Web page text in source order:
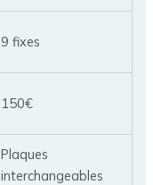
9 fixes
150€
Plaques
interchangeables